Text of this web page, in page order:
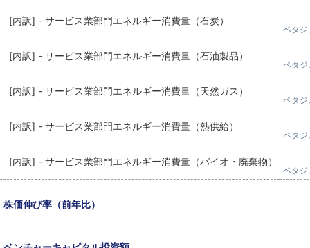
[内訳] - サービス業部門エネルギー消費量（石炭）
ペタジ
[内訳] - サービス業部門エネルギー消費量（石油製品）
ペタジ
[内訳] - サービス業部門エネルギー消費量（天然ガス）
ペタジ
[内訳] - サービス業部門エネルギー消費量（熱供給）
ペタジ
[内訳] - サービス業部門エネルギー消費量（バイオ・廃棄物）
ペタジ
株価伸び率（前年比）